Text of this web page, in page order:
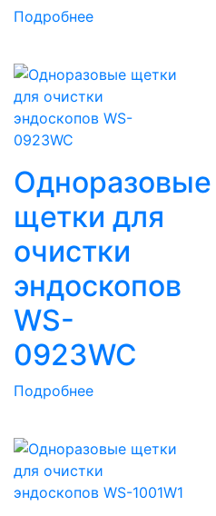
Подробнее
Одноразовые
щетки для
очистки
эндоскопов
WS-
0923WC
Подробнее